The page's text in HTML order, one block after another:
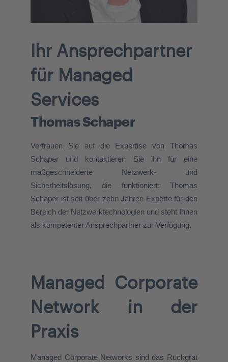
Ihr Ansprechpartner
für Managed
Services
Thomas Schaper
Vertrauen Sie auf die Expertise von Thomas
Schaper und kontaktieren Sie ihn für eine
maßgeschneiderte Netzwerk- und
Sicherheitslösung, die funktioniert: Thomas
Schaper ist seit über zehn Jahren Experte für den
Bereich der Netzwerktechnologien und steht Ihnen
als kompetenter Ansprechpartner zur Verfügung.
Managed Corporate
Network in der
Praxis
Managed Corporate Networks sind das Rückgrat